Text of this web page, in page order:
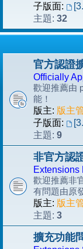
子版面:
主題: 32
官方認證
Officially
歡迎推薦由
能！
版主: 版主
子版面:
主題: 9
非官方認
Extensions
歡迎推薦非
有問題由原
版主: 版主
主題: 3
擴充功能